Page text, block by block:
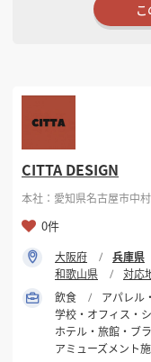
CITTA DESIGN
本社：愛知県名古屋市中
0件
大阪府 兵庫県
和歌山県
対応
飲食
アパレル
学校・オフィス・
ホテル・旅館・ブ
アミューズメント